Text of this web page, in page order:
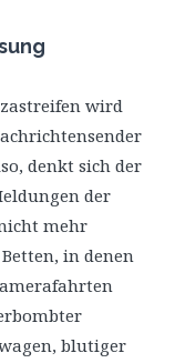
wird
denkt sich der
der
mehr
in denen
blutiger